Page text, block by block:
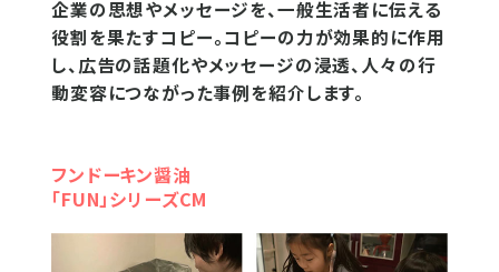
企業の思想やメッセージを、一般生活者に伝える
役割を果たすコピー。コピーの力が効果的に作用
し、広告の話題化やメッセージの浸透、人々の行
動変容につながった事例を紹介します。
フンドーキン醤油
「FUN」シリーズCM